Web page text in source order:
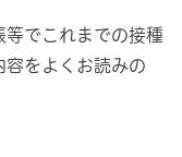
でこれまでの接種
容をよくお読みの